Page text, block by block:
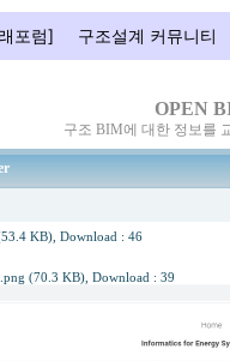
포럼] 구조설계 커뮤니티
OPEN
구조 BIM에 대한 정보를
KB), Download : 46
(70.3 KB), Download : 39